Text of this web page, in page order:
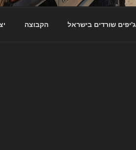
ג'יפים שורדים בישראל הקבוצה